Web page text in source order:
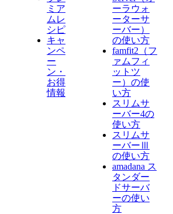
ミア
ムレ
シピ
キャ
ンペ
ー
ン・
お得
情報
ーラウォ
ーターサ
ーバー）
の使い方
famfit2（フ
ァムフィ
ットツ
ー）の使
い方
スリムサ
ーバー4の
使い方
スリムサ
ーバーⅢ
の使い方
amadana ス
タンダー
ドサーバ
ーの使い
方